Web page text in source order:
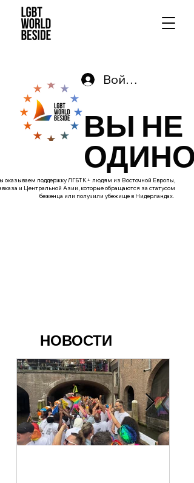
Войти
ВЫ НЕ
оказываем поддержку ЛГБТК+ людям из Восточной Европы,
и Центральной Азии, которые обращаются за статусом
беженца или получили убежище в Нидерландах.
НОВОСТИ